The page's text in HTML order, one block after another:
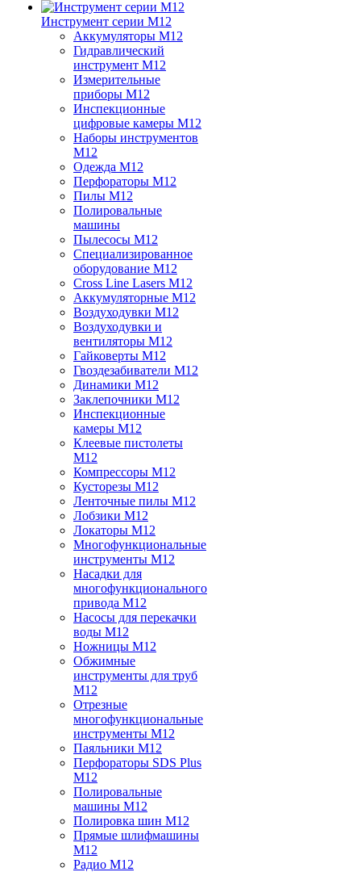
Инструмент серии M12
Аккумуляторы M12
Гидравлический
инструмент M12
Измерительные
приборы M12
Инспекционные
цифровые камеры M12
Наборы инструментов
M12
Одежда M12
Перфораторы M12
Пилы M12
Полировальные
машины
Пылесосы M12
Специализированное
оборудование M12
Cross Line Lasers M12
Аккумуляторные M12
Воздуходувки M12
Воздуходувки и
вентиляторы M12
Гайковерты M12
Гвоздезабиватели M12
Динамики M12
Заклепочники M12
Инспекционные
камеры M12
Клеевые пистолеты
M12
Компрессоры M12
Кусторезы M12
Ленточные пилы M12
Лобзики M12
Локаторы M12
Многофункциональные
инструменты M12
Насадки для
многофункционального
привода M12
Насосы для перекачки
воды M12
Ножницы M12
Обжимные
инструменты для труб
M12
Отрезные
многофункциональные
инструменты M12
Паяльники M12
Перфораторы SDS Plus
M12
Полировальные
машины M12
Полировка шин M12
Прямые шлифмашины
M12
Радио M12